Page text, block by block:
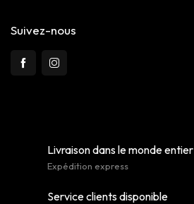
Suivez-nous
Livraison dans le monde entier
Expédition express
Service clients disponible